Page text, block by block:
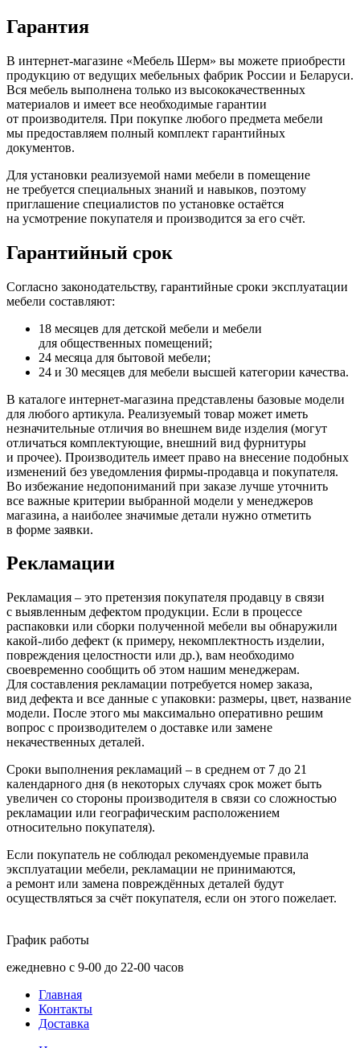
Гарантия
В интернет-магазине «Мебель Шерм» вы можете приобрести
продукцию от ведущих мебельных фабрик России и Беларуси.
Вся мебель выполнена только из высококачественных
материалов и имеет все необходимые гарантии
от производителя. При покупке любого предмета мебели
мы предоставляем полный комплект гарантийных
документов.
Для установки реализуемой нами мебели в помещение
не требуется специальных знаний и навыков, поэтому
приглашение специалистов по установке остаётся
на усмотрение покупателя и производится за его счёт.
Гарантийный срок
Согласно законодательству, гарантийные сроки эксплуатации
мебели составляют:
18 месяцев для детской мебели и мебели
для общественных помещений;
24 месяца для бытовой мебели;
24 и 30 месяцев для мебели высшей категории качества.
В каталоге интернет-магазина представлены базовые модели
для любого артикула. Реализуемый товар может иметь
незначительные отличия во внешнем виде изделия (могут
отличаться комплектующие, внешний вид фурнитуры
и прочее). Производитель имеет право на внесение подобных
изменений без уведомления фирмы-продавца и покупателя.
Во избежание недопониманий при заказе лучше уточнить
все важные критерии выбранной модели у менеджеров
магазина, а наиболее значимые детали нужно отметить
в форме заявки.
Рекламации
Рекламация – это претензия покупателя продавцу в связи
с выявленным дефектом продукции. Если в процессе
распаковки или сборки полученной мебели вы обнаружили
какой-либо дефект (к примеру, некомплектность изделии,
повреждения целостности или др.), вам необходимо
своевременно сообщить об этом нашим менеджерам.
Для составления рекламации потребуется номер заказа,
вид дефекта и все данные с упаковки: размеры, цвет, название
модели. После этого мы максимально оперативно решим
вопрос с производителем о доставке или замене
некачественных деталей.
Сроки выполнения рекламаций – в среднем от 7 до 21
календарного дня (в некоторых случаях срок может быть
увеличен со стороны производителя в связи со сложностью
рекламации или географическим расположением
относительно покупателя).
Если покупатель не соблюдал рекомендуемые правила
эксплуатации мебели, рекламации не принимаются,
а ремонт или замена повреждённых деталей будут
осуществляться за счёт покупателя, если он этого пожелает.
График работы
ежедневно с 9-00 до 22-00 часов
Главная
Контакты
Доставка